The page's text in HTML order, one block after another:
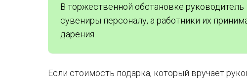
В торжественной обстановке
сувениры персоналу, а работники их
дарения.
Если стоимость подарка, который вручает